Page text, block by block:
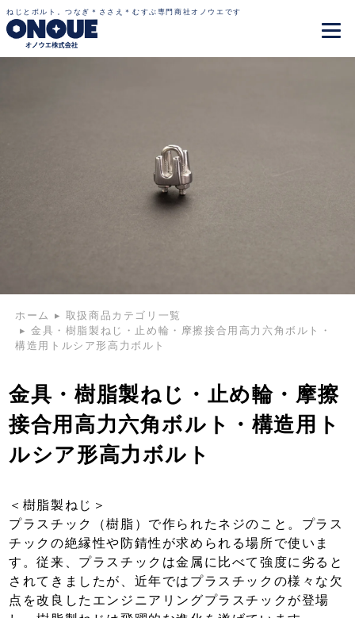
ねじとボルト。つなぎ＊ささえ＊むすぶ専門商社オノウエです
ホーム ▸ 取扱商品カテゴリ一覧
▸ 金具・樹脂製ねじ・止め輪・摩擦接合用高力六角ボルト・
構造用トルシア形高力ボルト
金具・樹脂製ねじ・止め輪・摩擦
接合用高力六角ボルト・構造用ト
ルシア形高力ボルト
＜樹脂製ねじ＞
プラスチック（樹脂）で作られたネジのこと。プラス
チックの絶縁性や防錆性が求められる場所で使いま
す。従来、プラスチックは金属に比べて強度に劣ると
されてきましたが、近年ではプラスチックの様々な欠
点を改良したエンジニアリングプラスチックが登場